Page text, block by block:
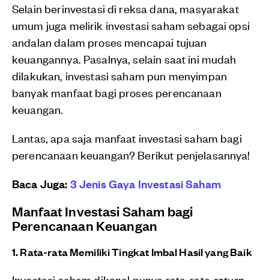
Selain berinvestasi di reksa dana, masyarakat
umum juga melirik investasi saham sebagai opsi
andalan dalam proses mencapai tujuan
keuangannya. Pasalnya, selain saat ini mudah
dilakukan, investasi saham pun menyimpan
banyak manfaat bagi proses perencanaan
keuangan.
Lantas, apa saja manfaat investasi saham bagi
perencanaan keuangan? Berikut penjelasannya!
Baca Juga:3 Jenis Gaya Investasi Saham
Manfaat Investasi Saham bagi
Perencanaan Keuangan
1. Rata-rata Memiliki Tingkat Imbal Hasil yang Baik